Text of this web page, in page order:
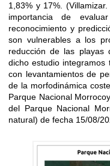
1,83% y 17%.
importancia de
reconocimiento y
son vulnerables a los
reducción de las
dicho estudio integramos
con levantamientos de
de la morfodinámica
Parque Nacional
del Parque Nacional
natural) de fecha 15/08/